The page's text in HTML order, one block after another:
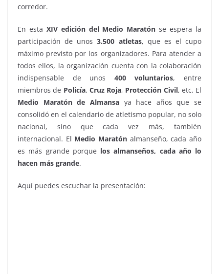
corredor.
En esta XIV edición del Medio Maratón se espera la
participación de unos3.500 atletas, que es el cupo
máximo previsto por los organizadores. Para atender a
todos ellos, la organización cuenta con la colaboración
indispensable de unos 400 voluntarios, entre
miembros de Policía, Cruz Roja, Protección Civil, etc. El
Medio Maratón de Almansaya hace años que se
consolidó en el calendario de atletismo popular, no solo
nacional, sino que cada vez más, también
internacional. El Medio Maratón almanseño, cada año
es más grande porque los almanseños, cada año lo
hacen más grande.
Aquí puedes escuchar la presentación: